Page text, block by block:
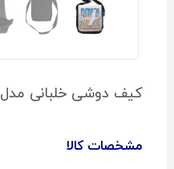
کیف دوشی خلبانی مدل Pilot association
مشخصات کالا